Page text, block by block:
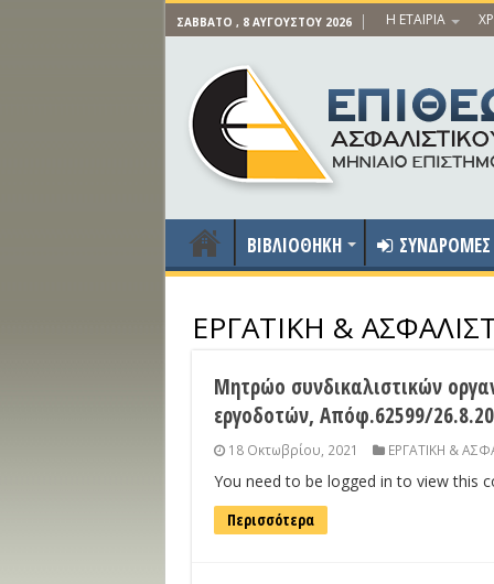
ΣΆΒΒΑΤΟ , 8 ΑΥΓΟΎΣΤΟΥ 2026 Η ΕΤΑΙΡΙΑ
ΒΙΒΛΙΟΘΗΚΗ ΣΥΝΔΡΟΜΕΣ
ΕΡΓΑΤΙΚΗ &
Μητρώο συνδικαλιστικών
εργοδοτών, Απόφ.62599/
18 Οκτωβρίου, 2021 ΕΡΓΑΤΙΚΗ &
You need to be logged in to view this
Περισσότερα